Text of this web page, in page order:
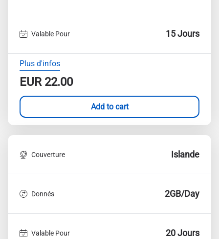
Valable Pour 15 Jours
Plus d'infos
EUR22.00
Add to cart
Couverture Islande
Donnés 2GB/Day
Valable Pour 20 Jours